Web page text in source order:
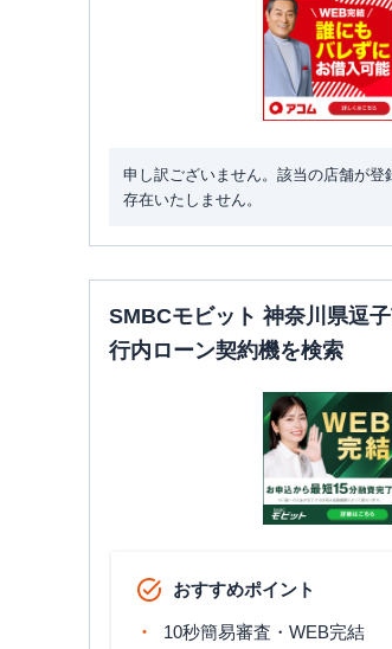
申し訳ございません。該当の店舗が登
存在いたしません。
SMBCモビット 神奈川県逗
行内ローン契約機を検索
おすすめポイント
10秒簡易審査・WEB完結